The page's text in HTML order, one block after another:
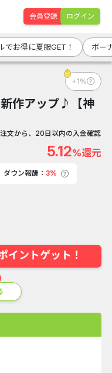
会員登録 ログイン
でお得に夏服GET！ ボー
+1％
作アップ♪【神
注文から、20日以内の入金確認
5.12%還元
ダウン報酬： 3%
イントゲット！